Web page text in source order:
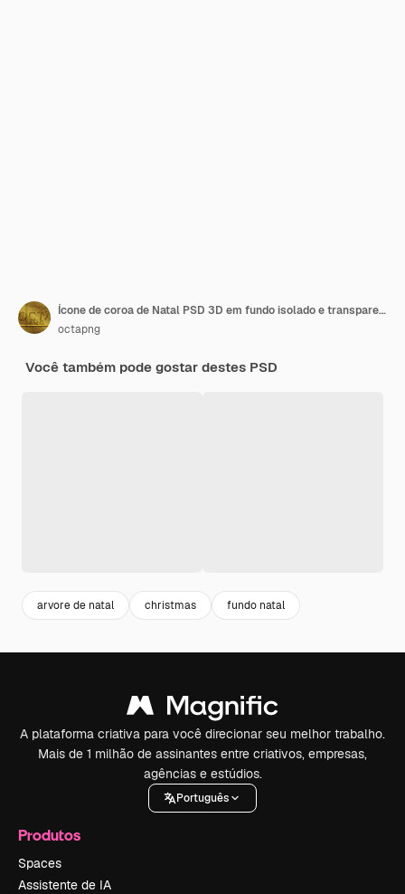
Ícone de coroa de Natal PSD 3D em fundo isolado e transparente
octapng
Você também pode gostar destes PSD
arvore de natal christmas fundo natal
A plataforma criativa para você direcionar seu melhor trabalho.
Mais de 1 milhão de assinantes entre criativos, empresas,
agências e estúdios.
Português
Produtos
Spaces
Assistente de IA